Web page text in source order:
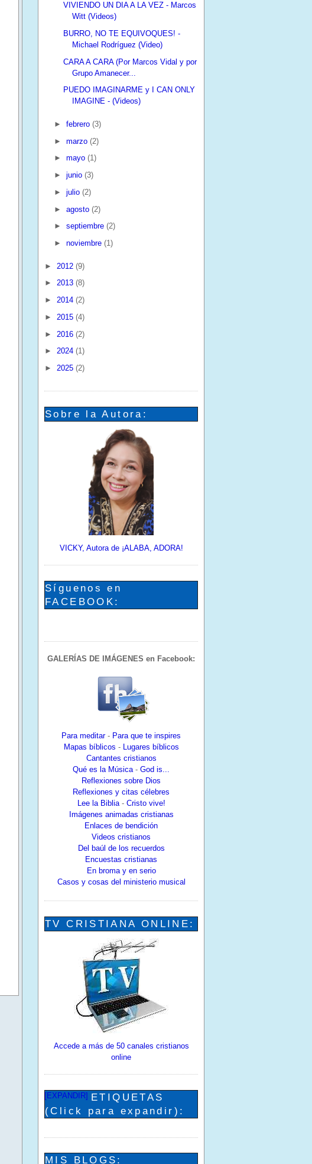
VIVIENDO UN DIA A LA VEZ - Marcos
Witt (Videos)
BURRO, NO TE EQUIVOQUES! -
Michael Rodríguez (Video)
CARA A CARA (Por Marcos Vidal y por
Grupo Amanecer...
PUEDO IMAGINARME y I CAN ONLY
IMAGINE - (Videos)
► febrero (3)
► marzo (2)
► mayo (1)
► junio (3)
► julio (2)
► agosto (2)
► septiembre (2)
► noviembre (1)
► 2012 (9)
► 2013 (8)
► 2014 (2)
► 2015 (4)
► 2016 (2)
► 2024 (1)
► 2025 (2)
Sobre la Autora:
VICKY, Autora de ¡ALABA, ADORA!
Síguenos en
FACEBOOK:
GALERÍAS DE IMÁGENES en Facebook:
Para meditar- Para que te inspires
Mapas bíblicos - Lugares bíblicos
Cantantes cristianos
Qué es la Música- God is...
Reflexiones sobre Dios
Reflexiones y citas célebres
Lee la Biblia- Cristo vive!
Imágenes animadas cristianas
Enlaces de bendición
Videos cristianos
Del baúl de los recuerdos
Encuestas cristianas
En broma y en serio
Casos y cosas del ministerio musical
TV CRISTIANA ONLINE:
Accede a más de 50 canales cristianos
online
[EXPANDIR] ETIQUETAS
(Click para expandir):
MIS BLOGS: